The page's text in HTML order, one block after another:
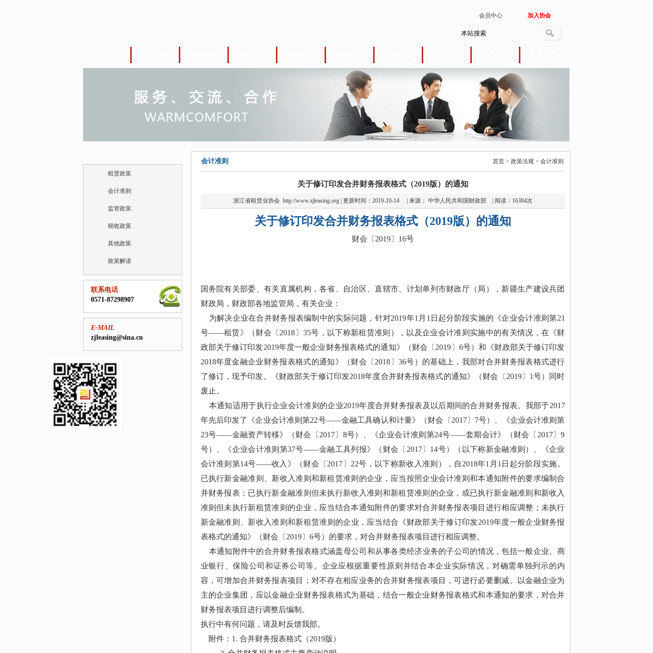
会员中心 加入协会
租赁政策
会计准则
监管政策
税收政策
其他政策
政策解读
联系电话
0571-87298907
E-MAIL
zjleasing@sina.cn
会计准则 首页 > 政策法规 > 会计准则
关于修订印发合并财务报表格式（2019版）的通知
浙江省租赁业协会http://www.zjleasing.org | 更新时间：2019-10-14 | 来源： 中华人民共和国财政部 | 阅读：16384次
关于修订印发合并财务报表格式（2019版）的通知
财会〔 2019〕16号
国务院有关部委、有关直属机构，各省、自治区、直辖市、计划单列市财政厅（局），新疆生产建设兵团
财政局，财政部各地监管局，有关企业：
为解决企业在合并财务报表编制中的实际问题，针对2019年1月1日起分阶段实施的《企业会计准则第21
号——租赁》（财会〔2018〕35号，以下称新租赁准则），以及企业会计准则实施中的有关情况，在《财
政部关于修订印发2019年度一般企业财务报表格式的通知》（财会〔2019〕6号）和《财政部关于修订印发
2018年度金融企业财务报表格式的通知》（财会〔2018〕36号）的基础上，我部对合并财务报表格式进行
了修订，现予印发。《财政部关于修订印发2018年度合并财务报表格式的通知》（财会〔2019〕1号）同时
废止。
本通知适用于执行企业会计准则的企业2019年度合并财务报表及以后期间的合并财务报表。我部于2017
年先后印发了《企业会计准则第22号——金融工具确认和计量》（财会〔2017〕7号）、《企业会计准则第
23号——金融资产转移》（财会〔2017〕8号）、《企业会计准则第24号——套期会计》（财会〔2017〕9
号）、《企业会计准则第37号——金融工具列报》（财会〔2017〕14号）（以下称新金融准则）、《企业
会计准则第14号——收入》（财会〔2017〕22号，以下称新收入准则），自2018年1月1日起分阶段实施。
已执行新金融准则、新收入准则和新租赁准则的企业，应当按照企业会计准则和本通知附件的要求编制合
并财务报表；已执行新金融准则但未执行新收入准则和新租赁准则的企业，或已执行新金融准则和新收入
准则但未执行新租赁准则的企业，应当结合本通知附件的要求对合并财务报表项目进行相应调整；未执行
新金融准则、新收入准则和新租赁准则的企业，应当结合《财政部关于修订印发2019年度一般企业财务报
表格式的通知》（财会〔2019〕6号）的要求，对合并财务报表项目进行相应调整。
本通知附件中的合并财务报表格式涵盖母公司和从事各类经济业务的子公司的情况，包括一般企业、商
业银行、保险公司和证券公司等。企业应根据重要性原则并结合本企业实际情况，对确需单独列示的内
容，可增加合并财务报表项目；对不存在相应业务的合并财务报表项目，可进行必要删减。以金融企业为
主的企业集团，应以金融企业财务报表格式为基础，结合一般企业财务报表格式和本通知的要求，对合并
财务报表项目进行调整后编制。
执行中有何问题，请及时反馈我部。
附件： 1. 合并财务报表格式（2019版）